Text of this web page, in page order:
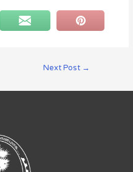
Next Post →